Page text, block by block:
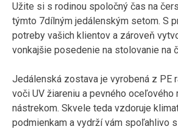
Užite si s rodinou spoločný čas na
týmto 7dílným jedálenským setom. S
potreby vašich klientov a zároveň
vonkajšie posedenie na stolovanie na
Jedálenská zostava je vyrobená z PE
voči UV žiareniu a pevného oceľového
nástrekom. Skvele teda vzdoruje
podmienkam a vydrží vám spoľahlivo